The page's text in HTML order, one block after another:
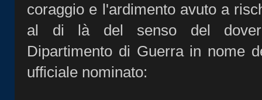
coraggio e l'ardimento avuto a
al di là del senso del
Dipartimento di Guerra in nome
ufficiale nominato: